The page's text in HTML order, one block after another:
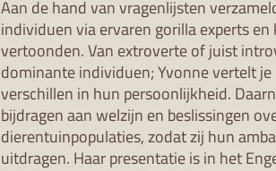
Aan de hand van vragenlijsten
individuen via ervaren gorilla experts
vertoonden. Van extroverte of juist
dominante individuen; Yvonne vertelt
verschillen in hun persoonlijkheid.
bijdragen aan welzijn en beslissingen
dierentuinpopulaties, zodat zij hun
uitdragen. Haar presentatie is in het